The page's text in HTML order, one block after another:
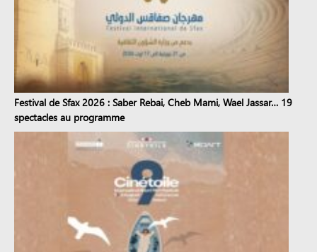
Festival de Sfax 2026 : Saber Rebai, Cheb Mami, Wael Jassar… 19
spectacles au programme